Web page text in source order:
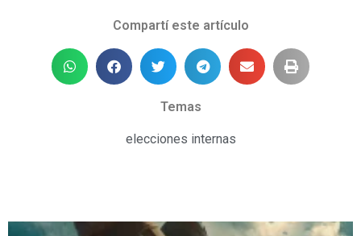
Compartí este artículo
Temas
elecciones internas